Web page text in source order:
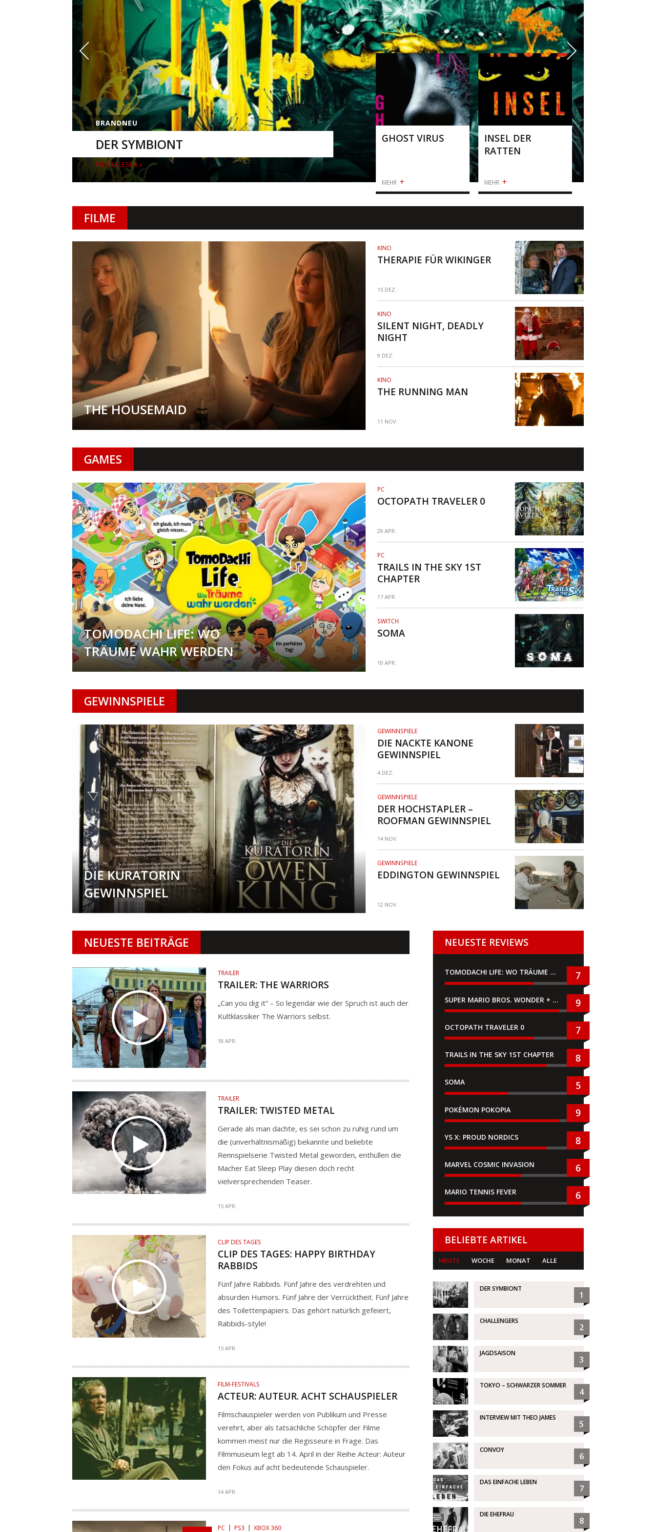
BRANDNEU
THE MINDF*CK SERIES – SECRET &
BLOOD
WEITERLESEN »
DIE GABE DER
MEHR +
DIE KLIPPE
MEHR +
FILME
THE HOUSEMAID
KINO
THERAPIE FÜR WIKINGER
15 DEZ.
KINO
SILENT NIGHT, DEADLY
NIGHT
9 DEZ.
KINO
THE RUNNING MAN
11 NOV.
GAMES
TOMODACHI LIFE: WO
TRÄUME WAHR WERDEN
PC
OCTOPATH TRAVELER 0
29 APR.
PC
TRAILS IN THE SKY 1ST
CHAPTER
17 APR.
SWITCH
SOMA
10 APR.
GEWINNSPIELE
DIE KURATORIN
GEWINNSPIEL
GEWINNSPIELE
DIE NACKTE KANONE
GEWINNSPIEL
4 DEZ.
GEWINNSPIELE
DER HOCHSTAPLER –
ROOFMAN GEWINNSPIEL
14 NOV.
GEWINNSPIELE
EDDINGTON GEWINNSPIEL
12 NOV.
NEUESTE BEITRÄGE
TRAILER
TRAILER: THE WARRIORS
„Can you dig it“ – So legendär wie der Spruch ist auch der
Kultklassiker The Warriors selbst.
18 APR.
TRAILER
TRAILER: TWISTED METAL
Gerade als man dachte, es sei schon zu ruhig rund um
die (unverhältnismäßig) bekannte und beliebte
Rennspielserie Twisted Metal geworden, enthüllen die
Macher Eat Sleep Play diesen doch recht
vielversprechenden Teaser.
15 APR.
CLIP DES TAGES
CLIP DES TAGES: HAPPY BIRTHDAY
RABBIDS
Fünf Jahre Rabbids. Fünf Jahre des verdrehten und
absurden Humors. Fünf Jahre der Verrücktheit. Fünf Jahre
des Toilettenpapiers. Das gehört natürlich gefeiert,
Rabbids-style!
15 APR.
FILM-FESTIVALS
ACTEUR: AUTEUR. ACHT SCHAUSPIELER
Filmschauspieler werden von Publikum und Presse
verehrt, aber als tatsächliche Schöpfer der Filme
kommen meist nur die Regisseure in Frage. Das
Filmmuseum legt ab 14. April in der Reihe Acteur: Auteur
den Fokus auf acht bedeutende Schauspieler.
14 APR.
PC PS3 XBOX 360
NEUESTE REVIEWS
TOMODACHI LIFE: WO TRÄUME WAHR WERDEN 7
SUPER MARIO BROS. WONDER + GEMEINSAM IM BELLABEL-PARK 9
OCTOPATH TRAVELER 0 7
TRAILS IN THE SKY 1ST CHAPTER 8
SOMA 5
POKÉMON POKOPIA 9
YS X: PROUD NORDICS 8
MARVEL COSMIC INVASION 6
MARIO TENNIS FEVER 6
BELIEBTE ARTIKEL
HEUTE WOCHE MONAT ALLE
DER SYMBIONT
1
CHALLENGERS
2
JAGDSAISON
3
TOKYO – SCHWARZER SOMMER
4
INTERVIEW MIT THEO JAMES
5
CONVOY
6
DAS EINFACHE LEBEN
7
DIE EHEFRAU
8